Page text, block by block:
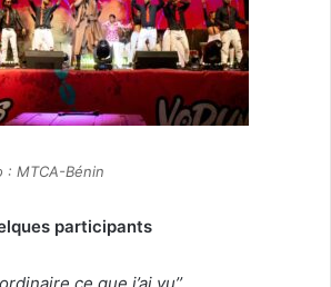
: MTCA-Bénin
participants